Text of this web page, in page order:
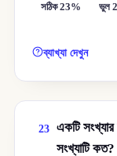
সঠিক 23% ভুল
ব্যাখ্যা দেখুন
23 একটি
সংখ্যাটি কত?